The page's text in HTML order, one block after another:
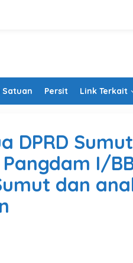
Satuan Persit Link Terkait
DPRD
I/
dan